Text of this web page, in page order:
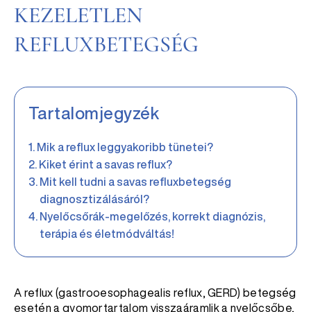
KEZELETLEN
REFLUXBETEGSÉG
Tartalomjegyzék
Mik a reflux leggyakoribb tünetei?
Kiket érint a savas reflux?
Mit kell tudni a savas refluxbetegség
diagnosztizálásáról?
Nyelőcsőrák-megelőzés, korrekt diagnózis,
terápia és életmódváltás!
A reflux (gastrooesophagealis reflux, GERD) betegség
esetén a gyomortartalom visszaáramlik a nyelőcsőbe,